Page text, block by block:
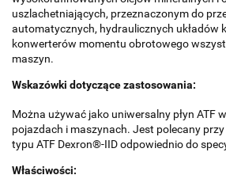
uszlachetniających, przeznaczonym do
automatycznych, hydraulicznych układów
konwerterów momentu obrotowego
maszyn.
Wskazówki dotyczące zastosowania:
Można używać jako uniwersalny płyn ATF
pojazdach i maszynach. Jest polecany
typu ATF Dexron®-IID odpowiednio do
Właściwości: